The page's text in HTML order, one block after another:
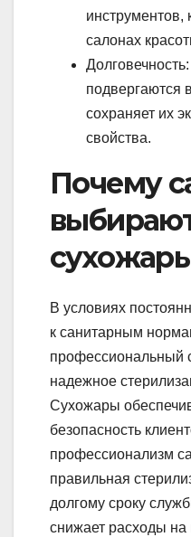
инструментов,
салонах
подвергаются
сохраняет их
свойства.
Почему
В условиях
к санитарным
профессиональный
надежное
Сухожары
безопасность
профессионализм
правильная
долгому сроку
снижает расходы на